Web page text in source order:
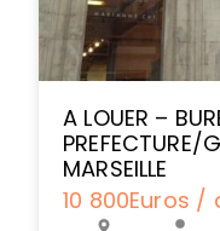
A LOUER –
PREFECTURE/
MARSEILLE
10 800Euros /